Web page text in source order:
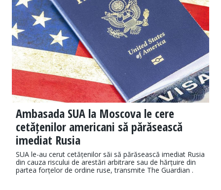
Ambasada SUA la Moscova le cere
cetățenilor americani să părăsească
imediat Rusia
SUA le-au cerut cetățenilor săi să părăsească imediat Rusia
din cauza riscului de arestări arbitrare sau de hărțuire din
partea forțelor de ordine ruse, transmite The Guardian .